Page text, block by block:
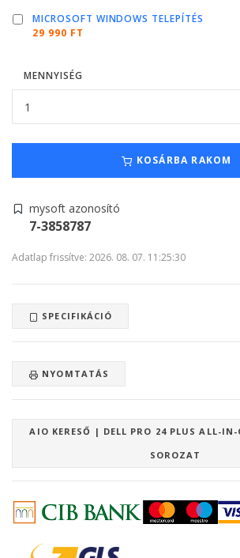
MICROSOFT WINDOWS TELEPÍTÉS
29 990 FT
MENNYISÉG
KOSÁRBA RAKOM
mysoft azonosító
7-3858787
Adatlap frissítve: 2026. 08. 07. 11:25:30
SPECIFIKÁCIÓ
NYOMTATÁS
AIO KERESŐ | DELL PRO 24 PLUS ALL-IN-
SOROZAT